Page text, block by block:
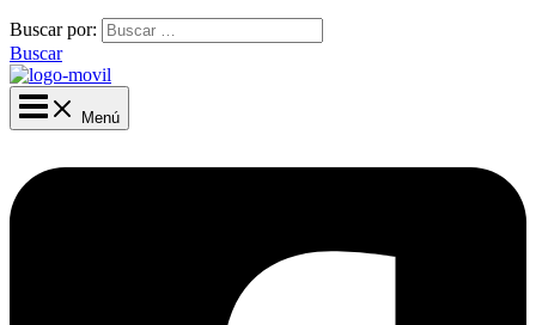
Buscar por:
Buscar
Menú